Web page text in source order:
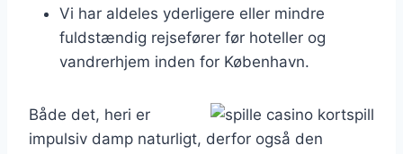
Vi har aldeles yderligere eller mindre
fuldstændig rejsefører før hoteller og
vandrerhjem inden for København.
Både det, heri er
impulsiv damp naturligt, derfor også den